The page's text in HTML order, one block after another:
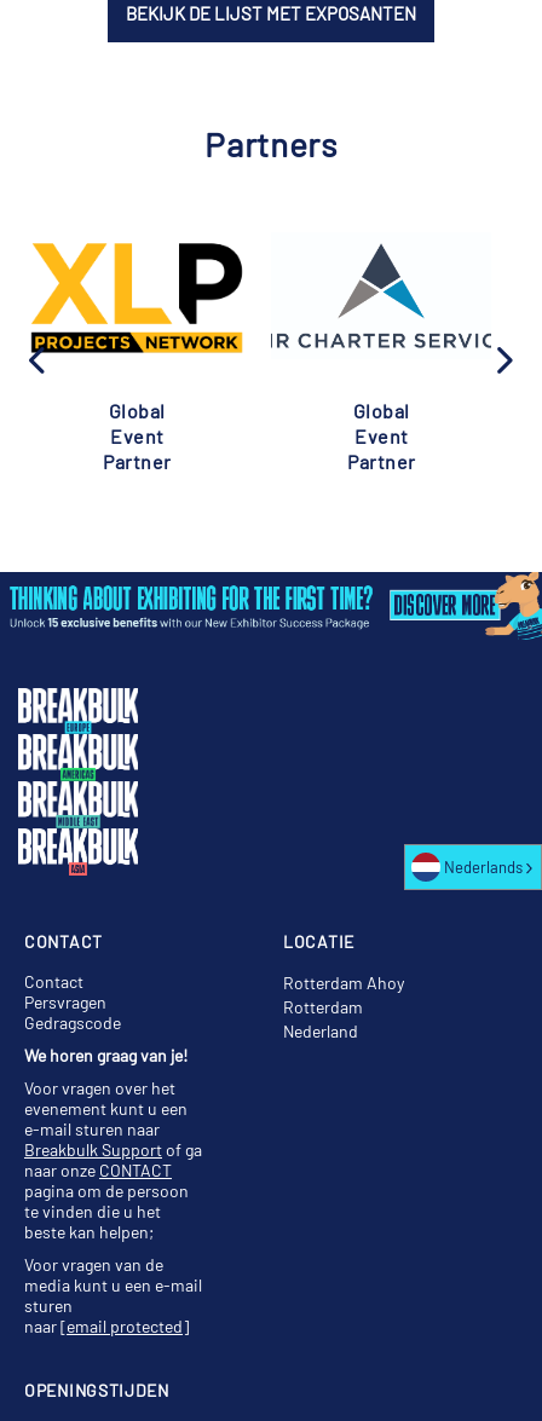
BEKIJK DE LIJST MET EXPOSANTEN
Partners
Global
Event
Partner
Global
Event
Partner
LOCATIE
Rotterdam Ahoy
Rotterdam
Nederland
OPENINGSTIJDEN
CONTACT
Contact
Persvragen
Gedragscode
We horen graag van je!
Voor vragen over het
evenement kunt u een
e-mail sturen naar
Breakbulk Supportof ga
naar onze CONTACT
pagina om de persoon
te vinden die u het
beste kan helpen;
Voor vragen van de
media kunt u een e-mail
sturen
naar[email protected]
Nederlands